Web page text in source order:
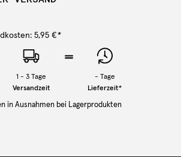
5,95 €*
1 - 3 Tage
Versandzeit
- Tage
Lieferzeit*
in Ausnahmen bei Lagerprodukten